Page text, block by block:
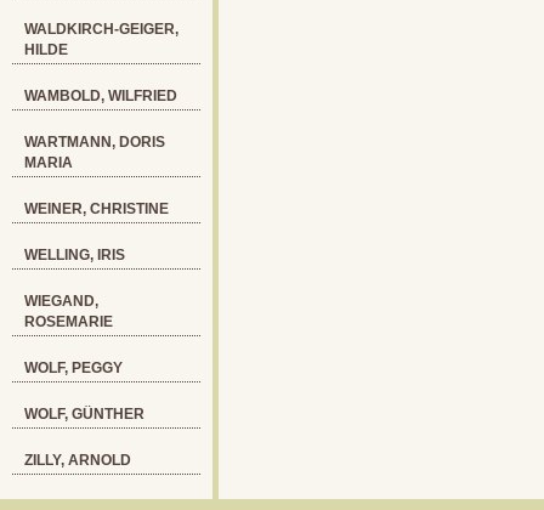
WALDKIRCH-GEIGER,
HILDE
WAMBOLD, WILFRIED
WARTMANN, DORIS
MARIA
WEINER, CHRISTINE
WELLING, IRIS
WIEGAND,
ROSEMARIE
WOLF, PEGGY
WOLF, GÜNTHER
ZILLY, ARNOLD